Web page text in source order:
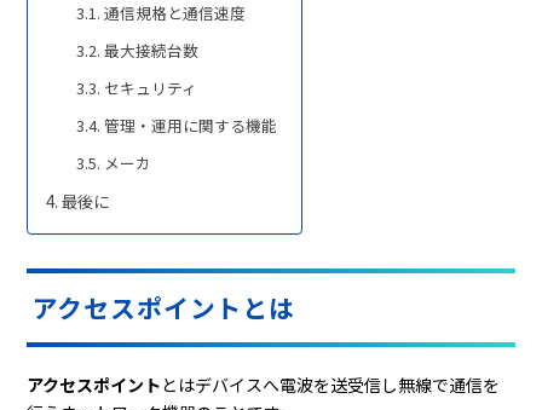
通信規格と通信速度
最大接続台数
セキュリティ
管理・運用に関する機能
メーカ
最後に
アクセスポイントとは
アクセスポイントとはデバイスへ電波を送受信し無線で通信を